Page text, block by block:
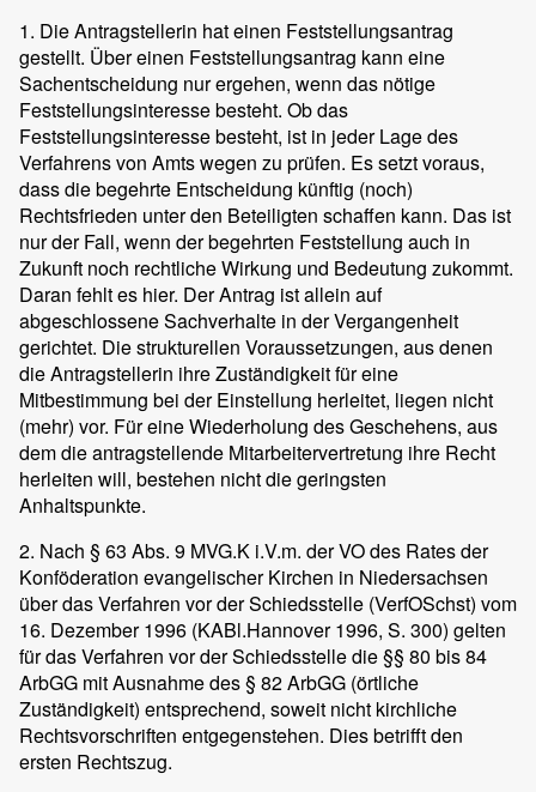
1. Die Antragstellerin hat einen Feststellungsantrag
gestellt. Über einen Feststellungsantrag kann eine
Sachentscheidung nur ergehen, wenn das nötige
Feststellungsinteresse besteht. Ob das
Feststellungsinteresse besteht, ist in jeder Lage des
Verfahrens von Amts wegen zu prüfen. Es setzt voraus,
dass die begehrte Entscheidung künftig (noch)
Rechtsfrieden unter den Beteiligten schaffen kann. Das ist
nur der Fall, wenn der begehrten Feststellung auch in
Zukunft noch rechtliche Wirkung und Bedeutung zukommt.
Daran fehlt es hier. Der Antrag ist allein auf
abgeschlossene Sachverhalte in der Vergangenheit
gerichtet. Die strukturellen Voraussetzungen, aus denen
die Antragstellerin ihre Zuständigkeit für eine
Mitbestimmung bei der Einstellung herleitet, liegen nicht
(mehr) vor. Für eine Wiederholung des Geschehens, aus
dem die antragstellende Mitarbeitervertretung ihre Recht
herleiten will, bestehen nicht die geringsten
Anhaltspunkte.
2. Nach § 63 Abs. 9 MVG.K i.V.m. der VO des Rates der
Konföderation evangelischer Kirchen in Niedersachsen
über das Verfahren vor der Schiedsstelle (VerfOSchst) vom
16. Dezember 1996 (KABl.Hannover 1996, S. 300) gelten
für das Verfahren vor der Schiedsstelle die §§ 80 bis 84
ArbGG mit Ausnahme des § 82 ArbGG (örtliche
Zuständigkeit) entsprechend, soweit nicht kirchliche
Rechtsvorschriften entgegenstehen. Dies betrifft den
ersten Rechtszug.